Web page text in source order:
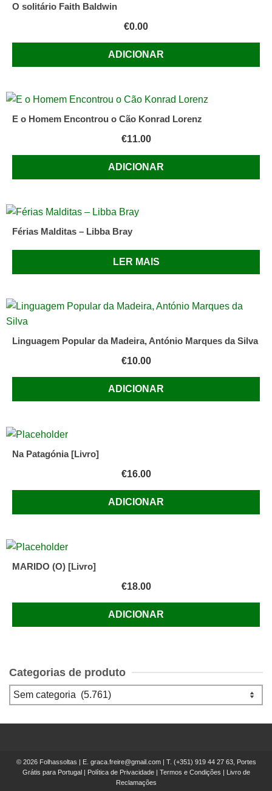
O solitário Faith Baldwin
€0.00
ADICIONAR
E o Homem Encontrou o Cão Konrad Lorenz
€11.00
ADICIONAR
Férias Malditas – Libba Bray
LER MAIS
Linguagem Popular da Madeira, António Marques da Silva
€10.00
ADICIONAR
Na Patagónia [Livro]
€16.00
ADICIONAR
MARIDO (O) [Livro]
€18.00
ADICIONAR
Categorias de produto
© 2026 Folhassoltas | E. graca.freire@gmail.com| T. (+351) 919 44 27 63, Portes
Grátis para Portugal | Política de Privacidade| Termos e Condições | Livro de
Reclamações